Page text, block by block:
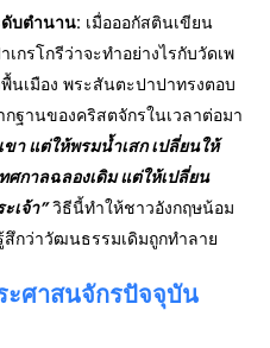
บตำนาน: เมื่อออกัสตินเขียน
กรโกรีว่าจะทำอย่างไรกับวัดเพ
นเมือง พระสันตะปาปาทรงตอบ
ฐานของคริสตจักรในเวลาต่อมา
า แต่ให้พรมน้ำเสก เปลี่ยนให้
ศกาลฉลองเดิม แต่ให้เปลี่ยน
เจ้า”วิธีนี้ทำให้ชาวอังกฤษน้อม
กว่าวัฒนธรรมเดิมถูกทำลาย
ะศาสนจักรปัจจุบัน